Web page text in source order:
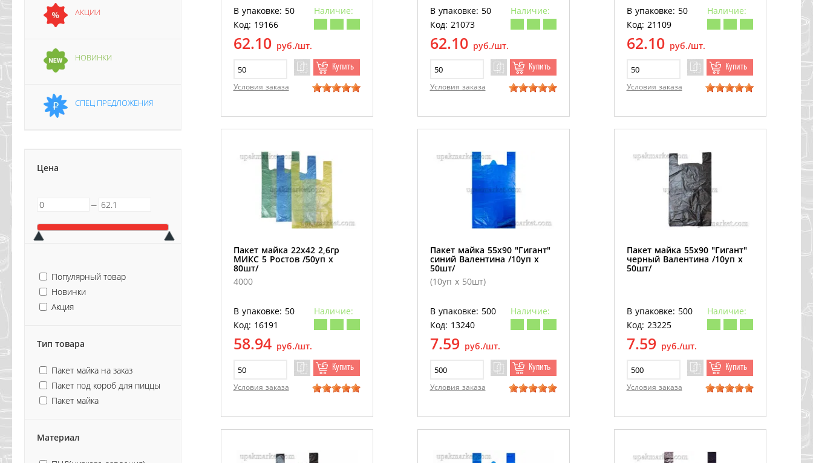
АКЦИИ
НОВИНКИ
СПЕЦ ПРЕДЛОЖЕНИЯ
Цена
─
Популярный товар
Новинки
Акция
Тип товара
Пакет майка на заказ
Пакет под короб для пиццы
Пакет майка
Материал
В упаковке: 50
Наличие:
Код: 19166
62.10 руб./шт.
Купить
Условия заказа
В упаковке: 50
Наличие:
Код: 21073
62.10 руб./шт.
Купить
Условия заказа
В упаковке: 50
Наличие:
Код: 21109
62.10 руб./шт.
Купить
Условия заказа
Пакет майка 22х42 2,6гр
МИКС 5 Ростов /50уп х
80шт/
4000
В упаковке: 50
Наличие:
Код: 16191
58.94 руб./шт.
Купить
Условия заказа
Пакет майка 55х90 "Гигант"
синий Валентина /10уп х
50шт/
(10уп х 50шт)
В упаковке: 500
Наличие:
Код: 13240
7.59 руб./шт.
Купить
Условия заказа
Пакет майка 55х90 "Гигант"
черный Валентина /10уп х
50шт/
В упаковке: 500
Наличие:
Код: 23225
7.59 руб./шт.
Купить
Условия заказа